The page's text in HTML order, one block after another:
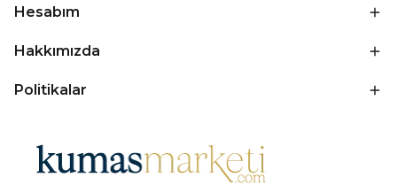
Hesabım
Hakkımızda
Politikalar